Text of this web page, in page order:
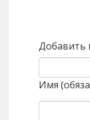
Добавить
Имя